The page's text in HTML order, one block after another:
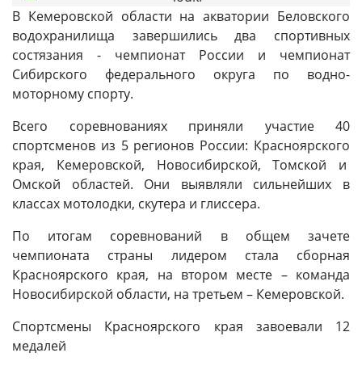
В Кемеровской области на акватории Беловского
водохранилища завершились два спортивных
состязания - чемпионат России и чемпионат
Сибирского федерального округа по водно-
моторному спорту.
Всего соревнованиях приняли участие 40
спортсменов из 5 регионов России: Красноярского
края, Кемеровской, Новосибирской, Томской и
Омской областей. Они выявляли сильнейших в
классах мотолодки, скутера и глиссера.
По итогам соревнований в общем зачете
чемпионата страны лидером стала сборная
Красноярского края, на втором месте – команда
Новосибирской области, на третьем – Кемеровской.
Спортсмены Красноярского края завоевали 12
медалей